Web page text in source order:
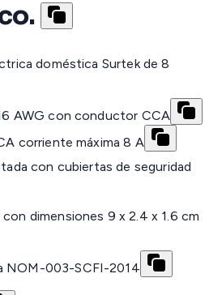
doméstica Surtek de 8
AWG con conductor CCA
corriente máxima 8 A
con cubiertas de seguridad
dimensiones 9 x 2.4 x 1.6 cm
NOM-003-SCFI-2014